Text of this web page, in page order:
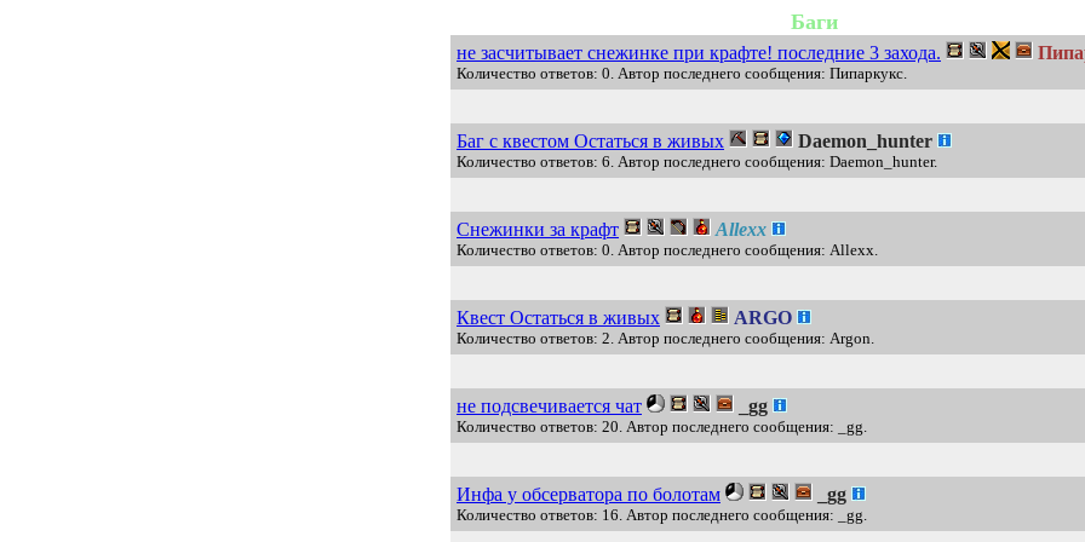
Баги
не засчитывает снежинке при крафте! последние 3 захода.
Количество ответов: 0. Автор последнего сообщения: Пипаркукс.
Баг с квестом Остаться в живых Daemon_hunter
Количество ответов: 6. Автор последнего сообщения: Daemon_hunter.
Снежинки за крафт Allexx
Количество ответов: 0. Автор последнего сообщения: Allexx.
Квест Остаться в живых ARGO
Количество ответов: 2. Автор последнего сообщения: Argon.
не подсвечивается чат _gg
Количество ответов: 20. Автор последнего сообщения: _gg.
Инфа у обсерватора по болотам _gg
Количество ответов: 16. Автор последнего сообщения: _gg.